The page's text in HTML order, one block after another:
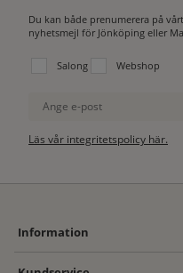
Du kan både prenumerera på
nyhetsmejl för Jönköping eller
Välj vilken lista du vill
Salong Webshop
Ange e-post
Läs vår integritetspolicy här.
Information